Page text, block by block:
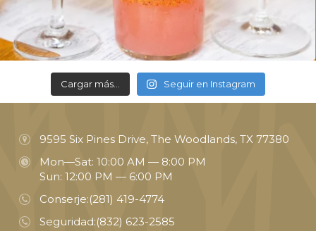
Cargar más... Seguir en Instagram
9595 Six Pines Drive, The Woodlands, TX 77380
Mon—Sat: 10:00 AM — 8:00 PM
Sun: 12:00 PM — 6:00 PM
Conserje:(281) 419-4774
Seguridad:(832) 623-2585